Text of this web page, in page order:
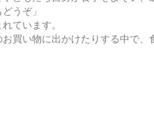
うぞ」
ています。
買い物に出かけたりする中で、